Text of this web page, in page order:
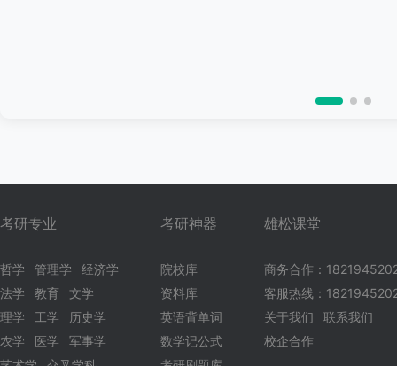
考研专业
哲学 管理学
经济学
法学
教育
文学
理学
工学
历史学
农学
医学
军事学
考研神器
院校库
资料库
英语背单词
数学记公式
雄松课堂
商务合作：
客服热线：
关于我们
联系我们
校企合作